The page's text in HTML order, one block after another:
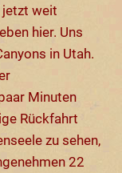
jetzt weit
hier. Uns
in Utah.
Minuten
Rückfahrt
zu sehen,
22